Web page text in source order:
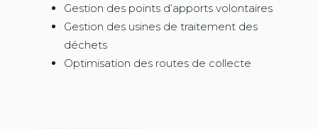
Gestion des points d’apports volontaires
Gestion des usines de traitement des
déchets
Optimisation des routes de collecte